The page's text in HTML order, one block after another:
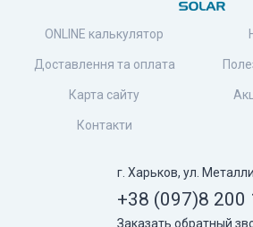
ONLINE калькулятор
Доставлення та оплата
Карта сайту
Контакти
г. Харьков, ул.
+38 (097)8 200
Заказать обратный